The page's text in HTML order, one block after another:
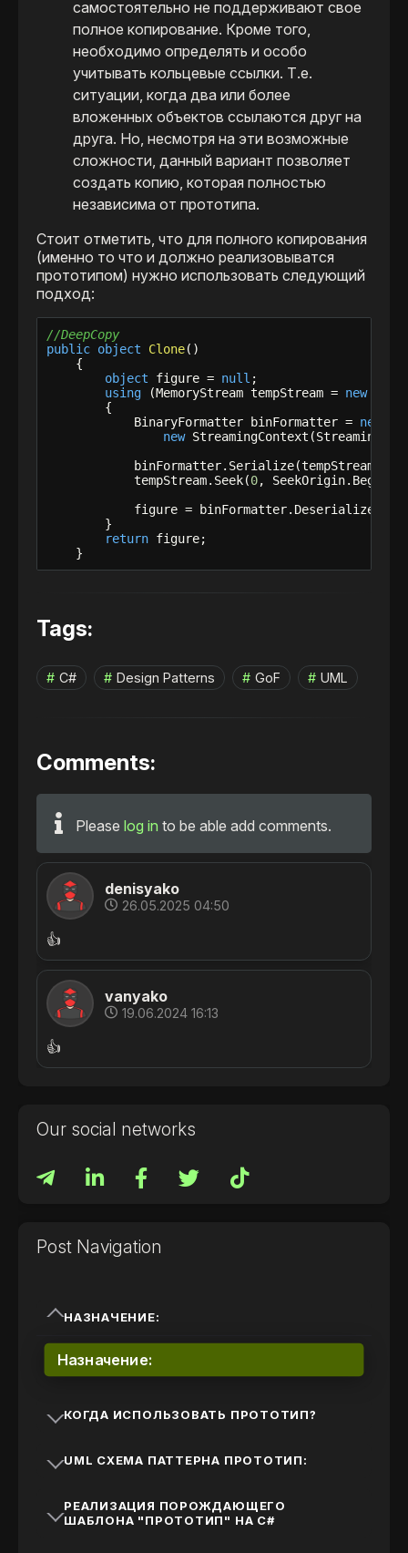
самостоятельно не поддерживают свое
полное копирование. Кроме того,
необходимо определять и особо
учитывать кольцевые ссылки. Т.е.
ситуации, когда два или более
вложенных объектов ссылаются друг на
друга. Но, несмотря на эти возможные
сложности, данный вариант позволяет
создать копию, которая полностью
независима от прототипа.
Стоит отметить, что для полного копирования
(именно то что и должно реализовыватся
прототипом) нужно использовать следующий
подход:
//DeepCopy
public object Clone()
    {
object figure = null ;
using (MemoryStream tempStream = new
        {
            BinaryFormatter binFormatter =
new
new
            binFormatter.Serialize(tempStream,
            tempStream.Seek(
0, SeekOrigin.Begin);
figure =
        }
return figure;
    }
Tags:
C# Design Patterns GoF UML
Comments:
Please log in to be able add comments.
denisyako
26.05.2025 04:50
👍
vanyako
19.06.2024 16:13
👍
Our social networks
Post Navigation
НАЗНАЧЕНИЕ:
Назначение:
КОГДА ИСПОЛЬЗОВАТЬ ПРОТОТИП?
UML СХЕМА ПАТТЕРНА ПРОТОТИП​:
РЕАЛИЗАЦИЯ ПОРОЖДАЮЩЕГО
ШАБЛОНА "ПРОТОТИП" НА C#